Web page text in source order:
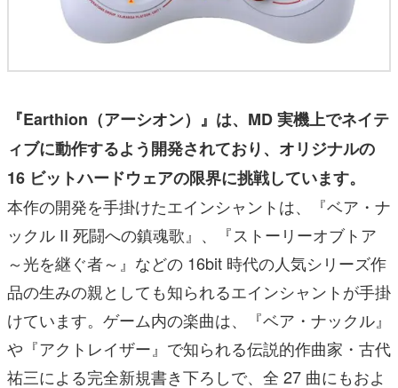
『Earthion（アーシオン）』は、MD 実機上でネイテ
ィブに動作するよう開発されており、オリジナルの
16 ビットハードウェアの限界に挑戦しています。
本作の開発を手掛けたエインシャントは、『ベア・ナ
ックル II 死闘への鎮魂歌』、『ストーリーオブトア
～光を継ぐ者～』などの 16bit 時代の人気シリーズ作
品の生みの親としても知られるエインシャントが手掛
けています。ゲーム内の楽曲は、『ベア・ナックル』
や『アクトレイザー』で知られる伝説的作曲家・古代
祐三による完全新規書き下ろしで、全 27 曲にもおよ